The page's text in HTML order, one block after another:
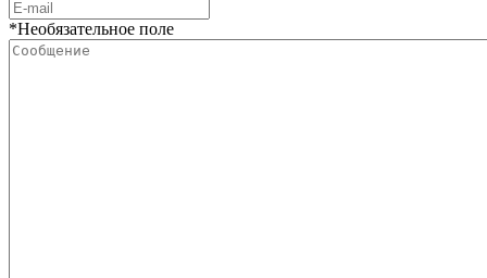
*Необязательное поле